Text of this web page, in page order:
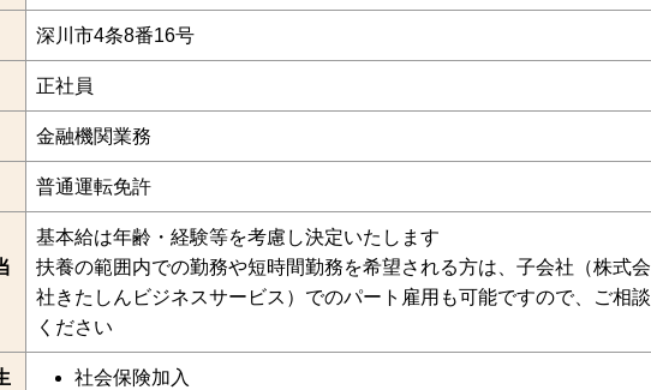
深川市4条8番16号
正社員
金融機関業務
普通運転免許
基本給は年齢・経験等を考慮し決定いたします
扶養の範囲内での勤務や短時間勤務を希望される方は、子会社（株式会
社きたしんビジネスサービス）でのパート雇用も可能ですので、ご相談
ください
社会保険加入